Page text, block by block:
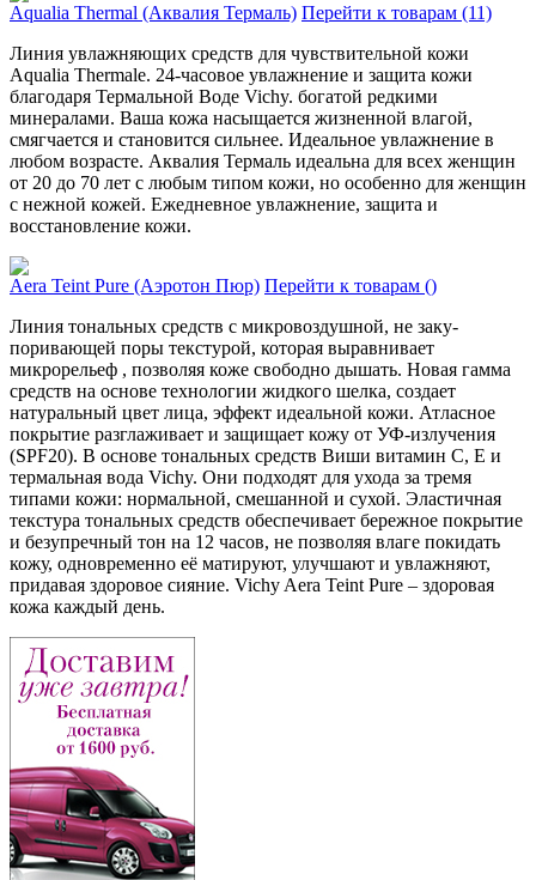
Aqualia Thermal (Аквалия Термаль) Перейти к товарам (11)
Линия увлажняющих средств для чувствите­льной кожи
Aqualia Thermale. 24-часовое увлажнение и защита кожи
благодаря Термальной Воде Vichy. богатой редкими
минералами. Ваша кожа насыща­ется жизненной влагой,
смягчается и становится сильнее. Идеальное увлажнение в
любом возрасте. Аквалия Термаль идеальна для всех женщин
от 20 до 70 лет с любым типом кожи, но особенно для женщин
с нежной кожей. Ежедневное увлажнение, защита и
восстановление кожи.
Aera Teint Pure (Аэротон Пюр) Перейти к товарам ()
Линия тональных средств с микровоздушной, не заку­
поривающей поры текстурой, которая выравнивает
микрорельеф , позволяя коже свободно дышать. Новая гамма
средств на основе технологии жидкого шелка, создает
натуральный цвет лица, эффект идеальной кожи. Атласное
покрытие разглаживает и защищает кожу от УФ-излучения
(SPF20). В основе тональных средств Виши витамин С, Е и
термальная вода Vichy. Они подходят для ухода за тремя
типами кожи: нормальной, смешанной и сухой. Эластичная
текстура тональных средств обеспечивает бережное покрытие
и безупречный тон на 12 часов, не позволяя влаге покидать
кожу, одновременно её матируют, улучшают и увлажняют,
придавая здоровое сияние. Vichy Aera Teint Pure – здоровая
кожа каждый день.